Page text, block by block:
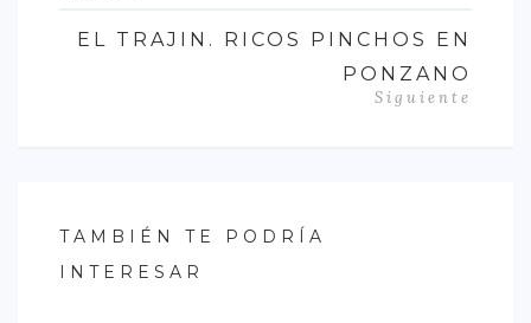
EL TRAJIN. RICOS PINCHOS EN
PONZANO
Siguiente
TAMBIÉN TE PODRÍA
INTERESAR